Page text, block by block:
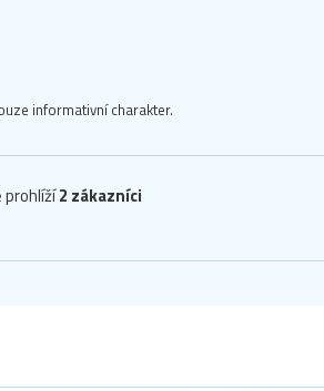
informativní charakter.
prohlíží2 zákazníci